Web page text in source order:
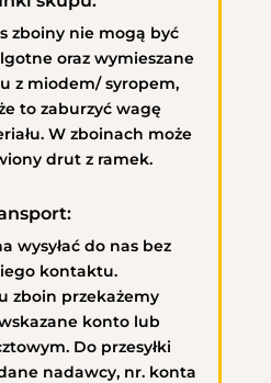
zboiny nie mogą być
oraz wymieszane
z miodem/ syropem,
to zaburzyć wagę
W zboinach może
drut z ramek.
wysyłać do nas bez
kontaktu.
zboin przekażemy
konto lub
Do przesyłki
nadawcy, nr. konta